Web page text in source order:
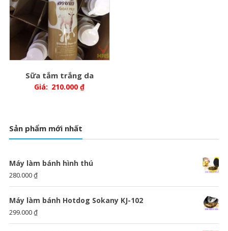
Sữa tắm trắng da
Giá: 210.000₫
Sản phẩm mới nhất
Máy làm bánh hình thú
280.000₫
Máy làm bánh Hotdog Sokany KJ-102
299.000₫